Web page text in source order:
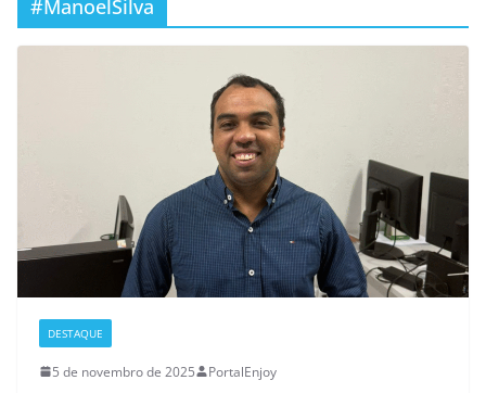
#ManoelSilva
DESTAQUE
5 de novembro de 2025 PortalEnjoy